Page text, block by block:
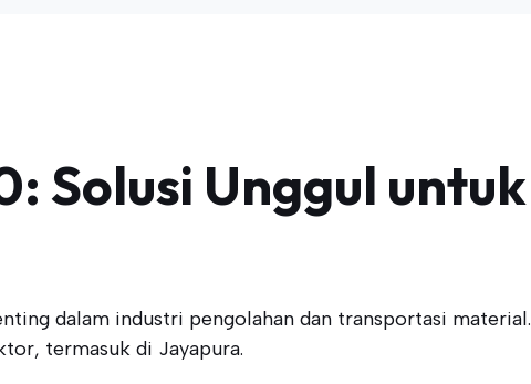
Solusi Unggul
dalam industri pengolahan dan transportasi
termasuk di Jayapura.